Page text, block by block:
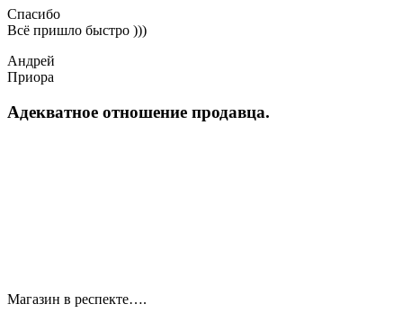
Спасибо
Всё пришло быстро )))
Андрей
Приора
Адекватное отношение продавца.
Магазин в респекте….